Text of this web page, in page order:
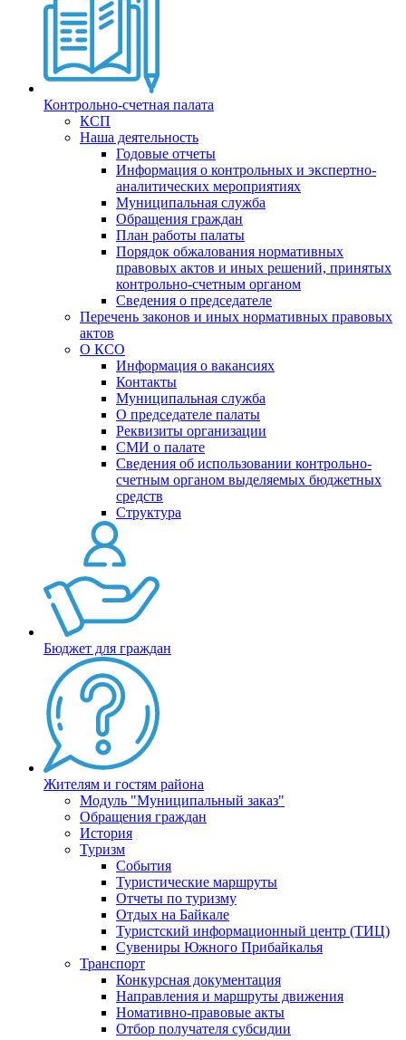
Контрольно-счетная палата
КСП
Наша деятельность
Годовые отчеты
Информация о контрольных и экспертно-
аналитических мероприятиях
Муниципальная служба
Обращения граждан
План работы палаты
Порядок обжалования нормативных
правовых актов и иных решений, принятых
контрольно-счетным органом
Сведения о председателе
Перечень законов и иных нормативных правовых
актов
О КСО
Информация о вакансиях
Контакты
Муниципальная служба
О председателе палаты
Реквизиты организации
СМИ о палате
Сведения об использовании контрольно-
счетным органом выделяемых бюджетных
средств
Структура
Бюджет для граждан
Жителям и гостям района
Модуль "Муниципальный заказ"
Обращения граждан
История
Туризм
События
Туристические маршруты
Отчеты по туризму
Отдых на Байкале
Туристский информационный центр (ТИЦ)
Сувениры Южного Прибайкалья
Транспорт
Конкурсная документация
Направления и маршруты движения
Номативно-правовые акты
Отбор получателя субсидии